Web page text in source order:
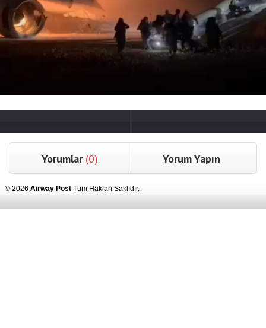
Yorumlar (0) Yorum Yapın
© 2026 Airway Post Tüm Hakları Saklıdır.